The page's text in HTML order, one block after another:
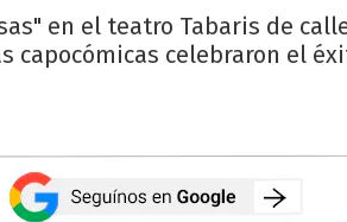
en el teatro Tabaris de
capocómicas celebraron el